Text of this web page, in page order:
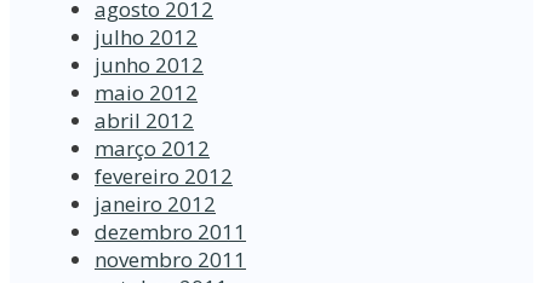
agosto 2012
julho 2012
junho 2012
maio 2012
abril 2012
março 2012
fevereiro 2012
janeiro 2012
dezembro 2011
novembro 2011